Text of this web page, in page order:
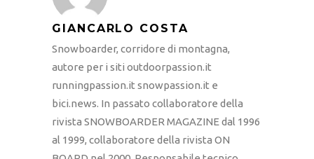
GIANCARLO COSTA
Snowboarder, corridore di montagna,
autore per i siti outdoorpassion.it
runningpassion.it snowpassion.it e
bici.news. In passato collaboratore della
rivista SNOWBOARDER MAGAZINE dal 1996
al 1999, collaboratore della rivista ON